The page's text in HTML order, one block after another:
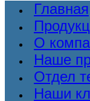
Главная
О
Наше
Отдел
Наши